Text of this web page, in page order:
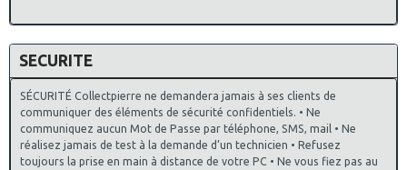
SECURITE
SÉCURITÉ Collectpierre ne demandera jamais à ses clients de
communiquer des éléments de sécurité confidentiels. • Ne
communiquez aucun Mot de Passe par téléphone, SMS, mail • Ne
réalisez jamais de test à la demande d’un technicien • Refusez
toujours la prise en main à distance de votre PC • Ne vous fiez pas au